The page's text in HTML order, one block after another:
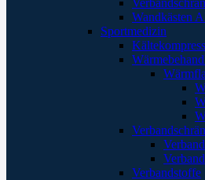
Wandkästen
Sportmedizin
Verbandstoffe